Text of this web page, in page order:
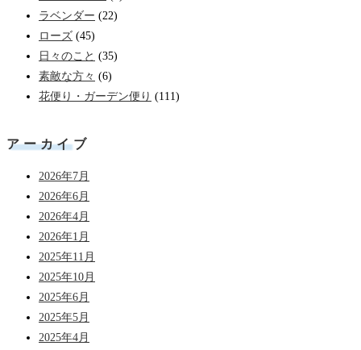
ラベンダー (22)
ローズ (45)
日々のこと (35)
素敵な方々 (6)
花便り・ガーデン便り (111)
アーカイブ
2026年7月
2026年6月
2026年4月
2026年1月
2025年11月
2025年10月
2025年6月
2025年5月
2025年4月